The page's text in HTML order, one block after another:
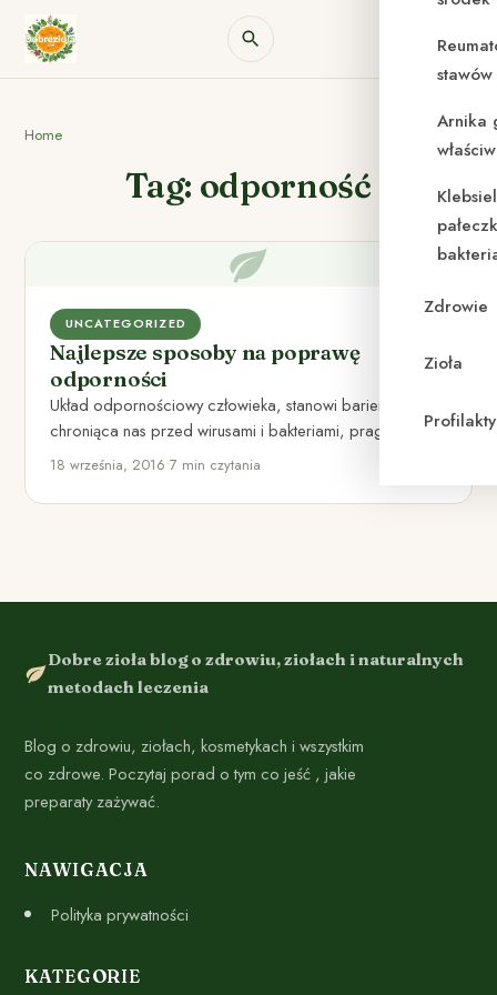
Arnika
Zdrowie
Zioła
Home
Tag: odporność
UNCATEGORIZED
Najlepsze sposoby na poprawę
odporności
Układ odpornościowy człowieka, stanowi barierę
chroniąca nas przed wirusami i bakteriami, pragnącymi
zadomowić się w naszym organizmie. Każdego…
18 września, 2016•7 min czytania
Dobre zioła blog o zdrowiu, ziołach i naturalnych
metodach leczenia
Blog o zdrowiu, ziołach, kosmetykach i wszystkim
co zdrowe. Poczytaj porad o tym co jeść , jakie
preparaty zażywać.
NAWIGACJA
Polityka prywatności
KATEGORIE